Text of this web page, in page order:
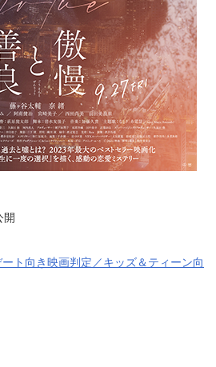
開
ト向き映画判定／キッズ＆ティーン向